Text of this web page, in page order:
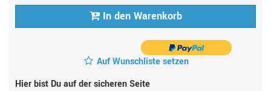
In den Warenkorb
Auf Wunschliste setzen
Hier bist Du auf der sicheren Seite